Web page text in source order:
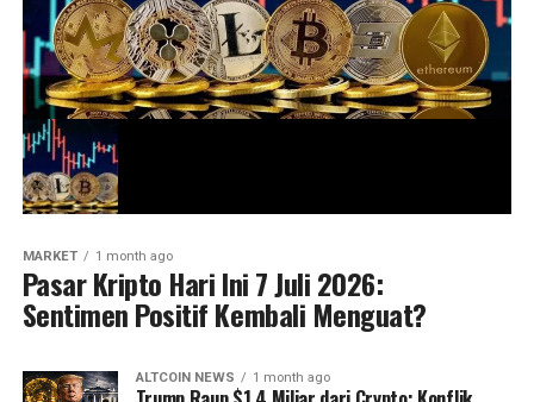
MARKET 1 month ago
Pasar Kripto Hari Ini 7 Juli 2026:
Sentimen Positif Kembali Menguat?
ALTCOIN NEWS 1 month ago